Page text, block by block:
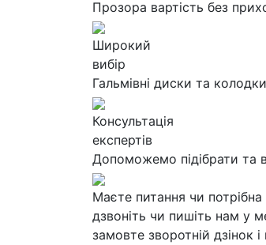
Прозора вартість без
Широкий
вибір
Гальмівні диски та
Консультація
експертів
Допоможемо підібрати та
Маєте питання чи потрібна
дзвоніть чи пишіть нам у
замовте зворотній дзінок